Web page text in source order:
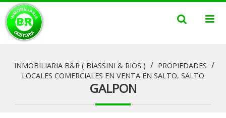
INMOBILIARIA B&R ( BIASSINI & RIOS ) / PROPIEDADES /
LOCALES COMERCIALES EN VENTA EN SALTO, SALTO
GALPON